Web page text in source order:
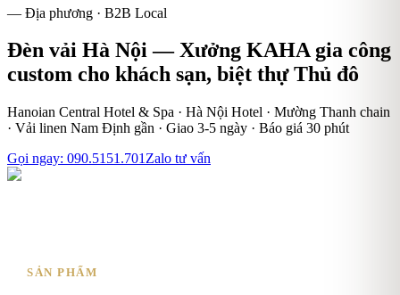
— Địa phương · B2B Local
Đèn vải Hà Nội — Xưởng KAHA gia công
custom cho khách sạn, biệt thự Thủ đô
Hanoian Central Hotel & Spa · Hà Nội Hotel · Mường Thanh chain
· Vải linen Nam Định gần · Giao 3-5 ngày · Báo giá 30 phút
Gọi ngay: 090.5151.701 Zalo tư vấn
SẢN PHẨM